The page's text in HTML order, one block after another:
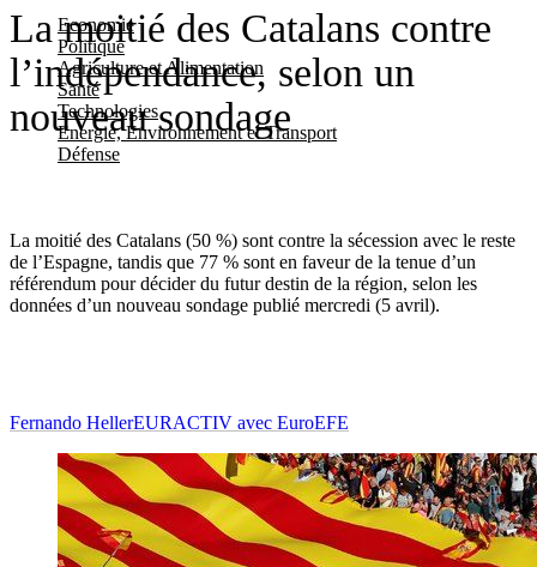
Economie
Politique
Agriculture et Alimentation
Santé
Technologies
Energie, Environnement et Transport
Défense
La moitié des Catalans contre
l’indépendance, selon un
nouveau sondage
La moitié des Catalans (50 %) sont contre la sécession avec le reste
de l’Espagne, tandis que 77 % sont en faveur de la tenue d’un
référendum pour décider du futur destin de la région, selon les
données d’un nouveau sondage publié mercredi (5 avril).
Fernando HellerEURACTIV avec EuroEFE